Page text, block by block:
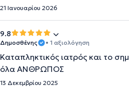
21 Ιανουαρίου 2026
9.8
Δημοσθένης • 1 αξιολόγηση
Καταπληκτικός ιατρός και το
όλα ΑΝΘΡΩΠΟΣ
13 Δεκεμβρίου 2025